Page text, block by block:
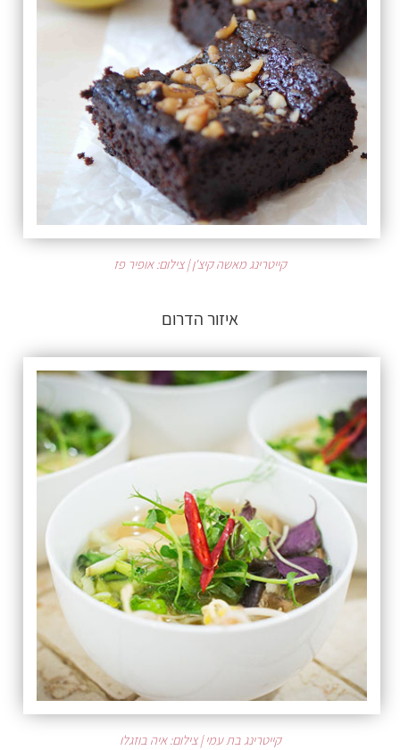
קייטרינג מאשה קיצ'ן | צילום: אופיר פז
איזור הדרום
קייטרינג בת עמי | צילום: איה בוזגלו